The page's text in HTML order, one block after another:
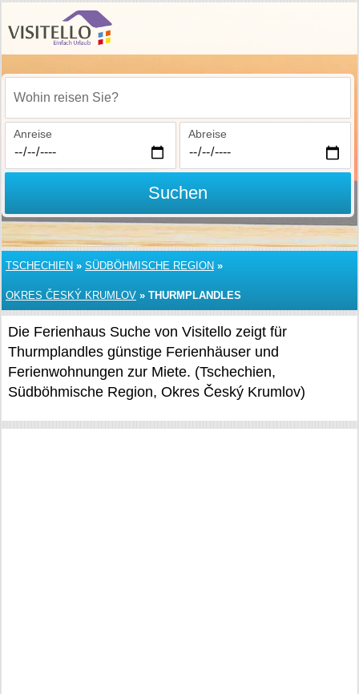
Wohin reisen Sie?
Anreise Abreise
Suchen
TSCHECHIEN » SÜDBÖHMISCHE REGION »
OKRES ČESKÝ KRUMLOV » THURMPLANDLES
Die Ferienhaus Suche von Visitello zeigt für
Thurmplandles günstige Ferienhäuser und
Ferienwohnungen zur Miete. (Tschechien,
Südböhmische Region, Okres Český Krumlov)